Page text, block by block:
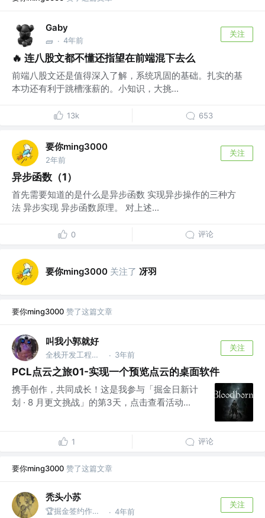
Gaby
🧱 · 4年前
关注
🔥 连八股文都不懂还指望在前端混下去么
前端八股文还是值得深入了解，系统巩固的基础。扎实的基
本功还有利于跳槽涨薪的。小知识，大挑...
13k 653
要你ming3000
2年前
关注
异步函数（1）
首先需要知道的是什么是异步函数 实现异步操作的三种方
法 异步实现 异步函数原理。 对上述...
0 评论
要你ming3000 关注了 冴羽
要你ming3000 赞了这篇文章
叫我小郭就好
全栈开发工程师 @FlatfeeCorp · 3年前
关注
PCL点云之旅01-实现一个预览点云的桌面软件
携手创作，共同成长！这是我参与「掘金日新计
划 · 8 月更文挑战」的第3天，点击查看活动...
1 评论
要你ming3000 赞了这篇文章
秃头小苏
🏆掘金签约作者 3D视觉开发者社区优质内容博主 阿里云博客专家 · 4年前
关注